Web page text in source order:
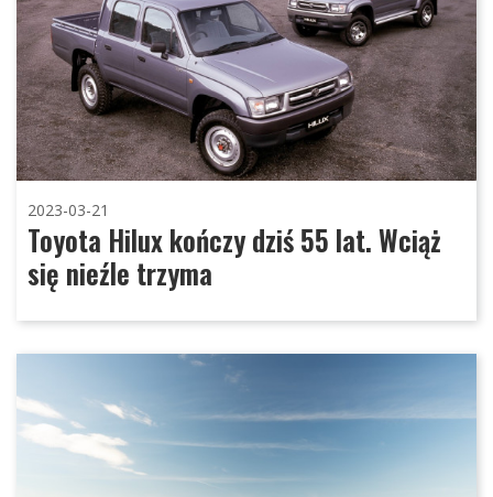
2023-03-21
Toyota Hilux kończy dziś 55 lat. Wciąż
się nieźle trzyma